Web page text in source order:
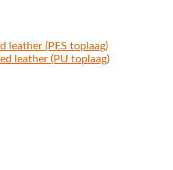
leather (PES toplaag)
leather (PU toplaag)